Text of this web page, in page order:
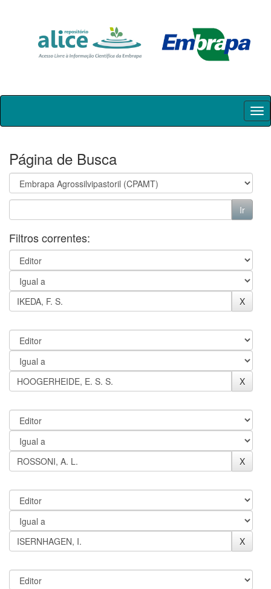
Skip
Página de Busca
Filtros correntes: